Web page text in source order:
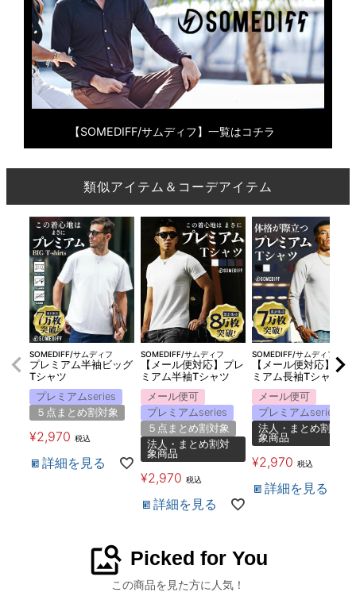
【SOMEDIFF/サムディフ】一覧はコチラ
類似アイテム＆コーデアイテム
SOMEDIFF/サムディフ
プレミアム半袖ビッグ
Tシャツ
プレミアムseries
５点まとめ割対象
¥2,970 税込
詳細を見る
SOMEDIFF/サムディフ
【メール便対応】プレ
ミアム半袖Tシャツ
メール便可
プレミアムseries
５点まとめ割対象
法人・まとめ割対
象商品
¥2,970 税込
詳細を見る
SOMEDIFF/サムディフ
【メール便対応】プレ
ミアム長袖Tシャツ
メール便可
プレミアムseries
法人・まとめ割対
象商品
¥2,970 税込
詳細を見る
image_search Picked for You
この商品を見た方に人気！